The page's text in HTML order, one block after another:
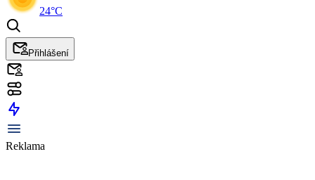
24°C
Přihlášení
Reklama